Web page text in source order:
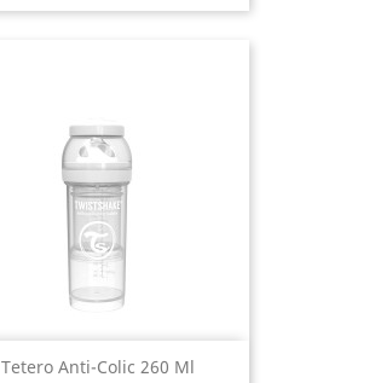
Tetero Anti-Colic 260 Ml